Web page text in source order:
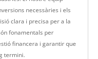
necessàries i els
clara i precisa per a la
fonamentals per
financera i garantir que
termini.